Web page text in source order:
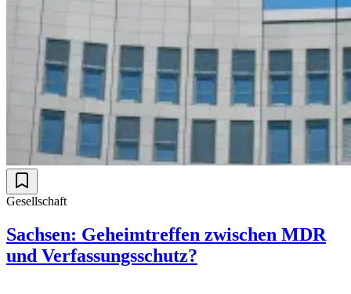
Gesellschaft
Sachsen: Geheimtreffen zwischen MDR
und Verfassungsschutz?